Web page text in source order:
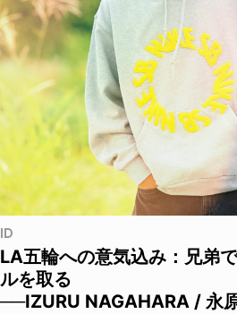
ID
LA五輪への意気込み：兄弟
ルを取る
──IZURU NAGAHARA / 永